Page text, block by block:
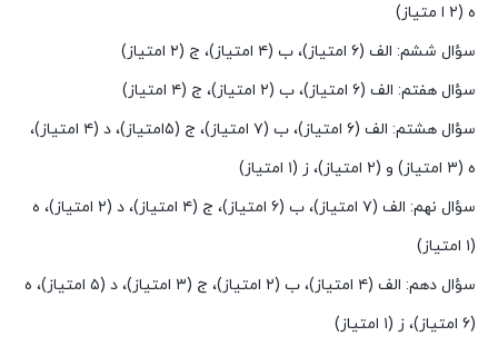
ه (۲ ا متیاز)
سؤال ششم: الف (۶ امتیاز)، ب (۴ امتیاز)، ج (۲ امتیاز)
سؤال هفتم: الف (۶ امتیاز)، ب (۲ امتیاز)، ج (۴ امتیاز)
سؤال هشتم: الف (۶ امتیاز)، ب (۷ امتیاز)، ج (۵امتیاز)، د (۴ امتیاز)،
ه (۳ امتیاز) و (۲ امتیاز)، ز (۱ امتیاز)
سؤال نهم: الف (۷ امتیاز)، ب (۶ امتیاز)، ج (۴ امتیاز)، د (۲ امتیاز)، ه
(۱ امتیاز)
سؤال دهم: الف (۴ امتیاز)، ب (۲ امتیاز)، ج (۳ امتیاز)، د (۵ امتیاز)، ه
(۶ امتیاز)، ز (۱ امتیاز)